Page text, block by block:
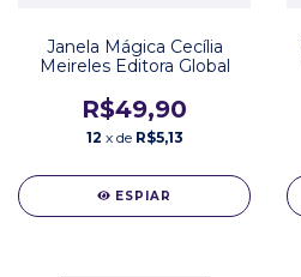
Janela Mágica Cecília
Meireles Editora Global
R$49,90
12 x de R$5,13
ESPIAR